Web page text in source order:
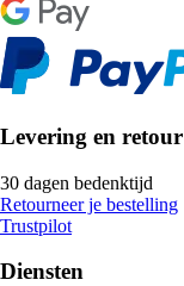
Levering en retour
30 dagen bedenktijd
Retourneer je bestelling
Trustpilot
Diensten